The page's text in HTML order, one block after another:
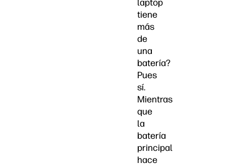
laptop
tiene
más
de
una
batería?
Pues
sí.
Mientras
que
la
batería
principal
hace